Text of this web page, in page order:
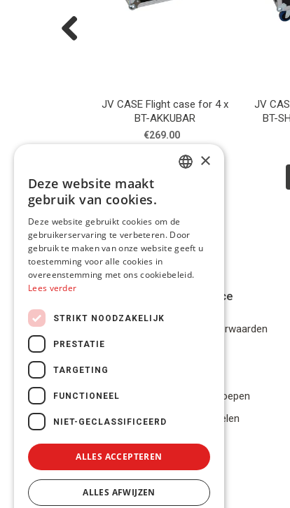
info
JV CASE Flight case for 4 x
BT-AKKUBAR
€269.00
JV
BT-
Klantenservice
Algemene Voorwaarden
Bestelling herroepen
Betalingsmiddelen
Geschillen
ENGLISH
×
Deze website maakt
gebruik van cookies.
Deze website gebruikt cookies om de
gebruikerservaring te verbeteren. Door
gebruik te maken van onze website geeft u
toestemming voor alle cookies in
overeenstemming met ons cookiebeleid.
Lees verder
STRIKT NOODZAKELIJK
PRESTATIE
TARGETING
FUNCTIONEEL
NIET-GECLASSIFICEERD
ALLES ACCEPTEREN
ALLES AFWIJZEN